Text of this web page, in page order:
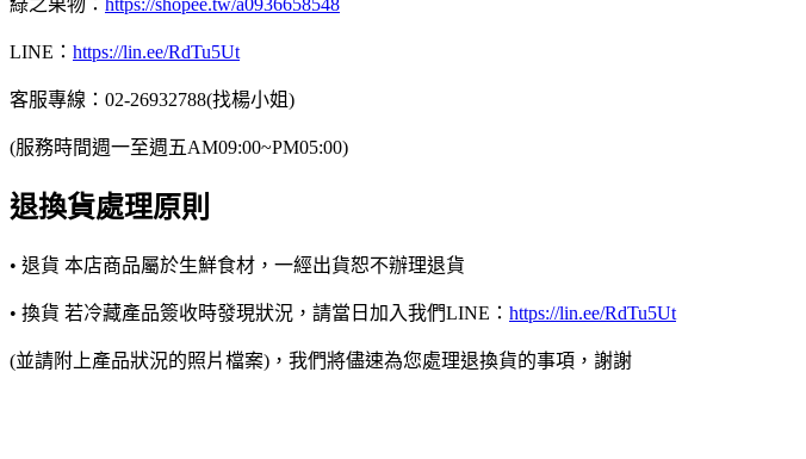
LINE： https://lin.ee/RdTu5Ut
客服專線：02-26932788(找楊小姐)
(服務時間週一至週五AM09:00~PM05:00)
退換貨處理原則
• 退貨 本店商品屬於生鮮食材，一經出貨恕不辦理退貨
• 換貨 若冷藏產品簽收時發現狀況，請當日加入我們LINE： https://lin.ee/RdTu5Ut
(並請附上產品狀況的照片檔案)，我們將儘速為您處理退換貨的事項，謝謝